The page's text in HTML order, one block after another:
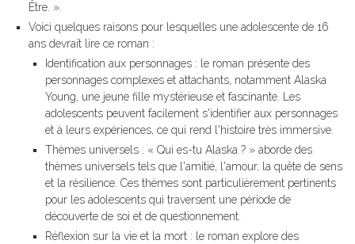
Être. ».
Voici quelques raisons pour lesquelles une adolescente de 16
ans devrait lire ce roman :
Identification aux personnages : le roman présente des
personnages complexes et attachants, notamment Alaska
Young, une jeune fille mystérieuse et fascinante. Les
adolescents peuvent facilement s'identifier aux personnages
et à leurs expériences, ce qui rend l'histoire très immersive.
Thèmes universels : « Qui es-tu Alaska ? » aborde des
thèmes universels tels que l'amitié, l'amour, la quête de sens
et la résilience. Ces thèmes sont particulièrement pertinents
pour les adolescents qui traversent une période de
découverte de soi et de questionnement.
Réflexion sur la vie et la mort : le roman explore des